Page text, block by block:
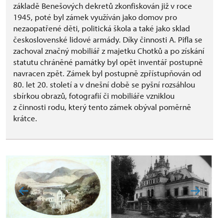
základě Benešových dekretů zkonfiskován již v roce
1945, poté byl zámek využíván jako domov pro
nezaopatřené děti, politická škola a také jako sklad
československé lidové armády. Díky činnosti A. Pifla se
zachoval značný mobiliář z majetku Chotků a po získání
statutu chráněné památky byl opět inventář postupně
navracen zpět. Zámek byl postupně zpřístupňován od
80. let 20. století a v dnešní době se pyšní rozsáhlou
sbírkou obrazů, fotografií či mobiliáře vzniklou
z činnosti rodu, který tento zámek obýval poměrně
krátce.